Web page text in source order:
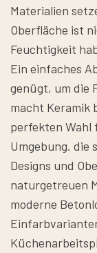
Materialien
Oberfläche ist
Feuchtigkeit
Ein einfaches
genügt, um die
macht Keramik
perfekten Wahl
Umgebung. die
Designs und
naturgetreuen
moderne